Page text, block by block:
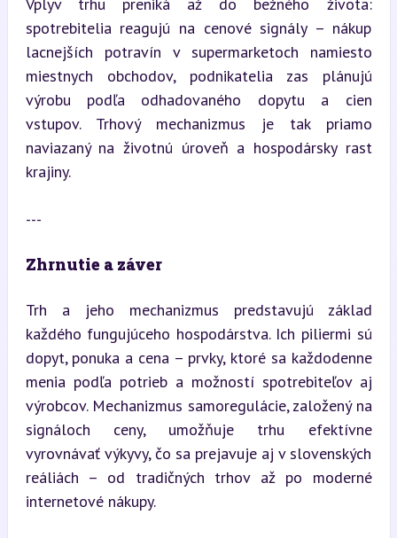
spotrebitelia reagujú na cenové signály – nákup
lacnejších potravín v supermarketoch namiesto
miestnych obchodov, podnikatelia zas plánujú
výrobu podľa odhadovaného dopytu a cien
vstupov. Trhový mechanizmus je tak priamo
naviazaný na životnú úroveň a hospodársky rast
krajiny.
---
Zhrnutie a záver
Trh a jeho mechanizmus predstavujú základ
každého fungujúceho hospodárstva. Ich piliermi sú
dopyt, ponuka a cena – prvky, ktoré sa každodenne
menia podľa potrieb a možností spotrebiteľov aj
výrobcov. Mechanizmus samoregulácie, založený na
signáloch ceny, umožňuje trhu efektívne
vyrovnávať výkyvy, čo sa prejavuje aj v slovenských
reáliách – od tradičných trhov až po moderné
internetové nákupy.